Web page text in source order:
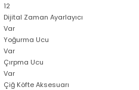
12
Dijital Zaman Ayarlayıcı
Var
Yoğurma Ucu
Var
Çırpma Ucu
Var
Çiğ Köfte Aksesuarı